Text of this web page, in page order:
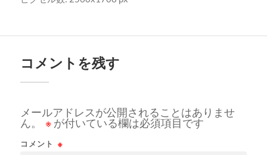
コメントを残す
メールアドレスが公開されることはありませ
ん。
※ が付いている欄は必須項目です
コメント ※